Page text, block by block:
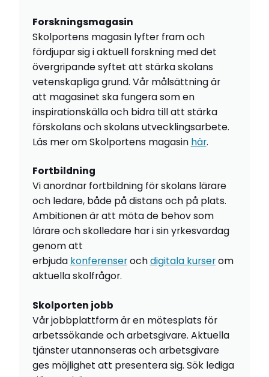
Forskningsmagasin
Skolportens magasin lyfter fram och
fördjupar sig i aktuell forskning med det
övergripande syftet att stärka skolans
vetenskapliga grund. Vår målsättning är
att magasinet ska fungera som en
inspirationskälla och bidra till att stärka
förskolans och skolans utvecklingsarbete.
Läs mer om Skolportens magasin här.
Fortbildning
Vi anordnar fortbildning för skolans lärare
och ledare, både på distans och på plats.
Ambitionen är att möta de behov som
lärare och skolledare har i sin yrkesvardag
genom att
erbjuda konferenserochdigitala kurserom
aktuella skolfrågor.
Skolporten jobb
Vår jobbplattform är en mötesplats för
arbetssökande och arbetsgivare. Aktuella
tjänster utannonseras och arbetsgivare
ges möjlighet att presentera sig. Sök lediga